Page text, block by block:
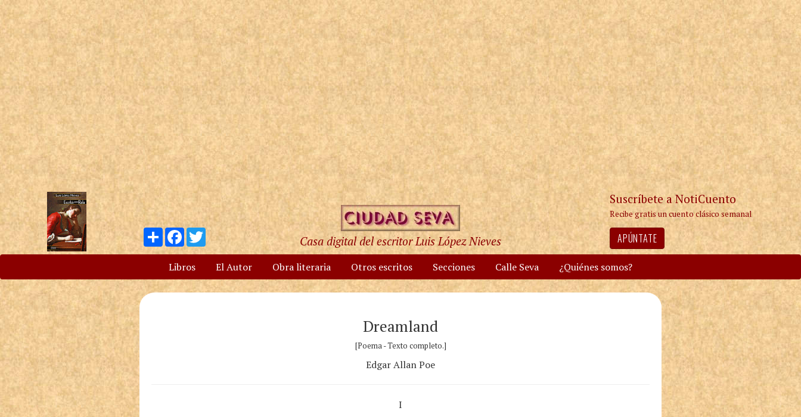
Compartir
Facebook
Twitter
Casa digital del escritor Luis López Nieves
Suscríbete a NotiCuento
Recibe gratis un cuento clásico semanal
APÚNTATE
Libros El Autor Obra literaria Otros escritos Secciones Calle Seva ¿Quiénes somos?
Dreamland
[Poema - Texto completo.]
Edgar Allan Poe
I